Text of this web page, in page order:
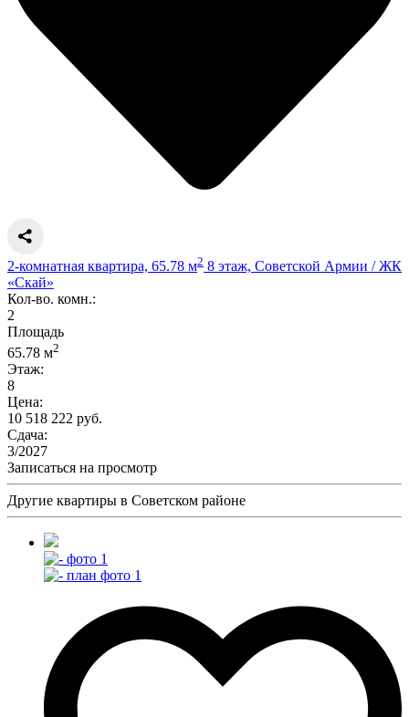
2-комнатная квартира, 65.78 м2 8 этаж, Советской Армии / ЖК
«Скай»
Кол-во. комн.:
2
Площадь
65.78 м2
Этаж:
8
Цена:
10 518 222 руб.
Сдача:
3/2027
Записаться на просмотр
Другие квартиры в Советском районе